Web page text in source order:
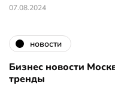
07.08.2024
новости
Бизнес новости
тренды